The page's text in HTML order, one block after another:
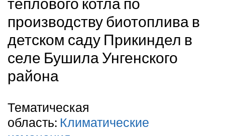
производству биотоплива в
детском саду Прикиндел в
селе Бушила Унгенского
района
Тематическая
область: Климатические